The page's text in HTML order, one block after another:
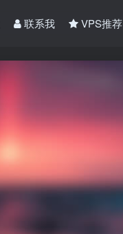
联系我 VPS推荐